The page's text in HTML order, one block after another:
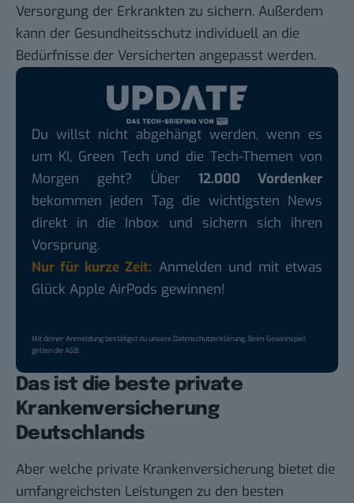
Versorgung der Erkrankten zu sichern. Außerdem
kann der Gesundheitsschutz individuell an die
Bedürfnisse der Versicherten angepasst werden.
Du willst nicht abgehängt werden, wenn es
um KI, Green Tech und die Tech-Themen von
Morgen geht? Über 12.000 Vordenker
bekommen jeden Tag die wichtigsten News
direkt in die Inbox und sichern sich ihren
Vorsprung.
Nur für kurze Zeit: Anmelden und mit etwas
Glück Apple AirPods gewinnen!
Mit deiner Anmeldung bestätigst du unsereDatenschutzerklärung. Beim Gewinnspiel
gelten dieAGB.
Das ist die beste private
Krankenversicherung
Deutschlands
Aber welche private Krankenversicherung bietet die
umfangreichsten Leistungen zu den besten